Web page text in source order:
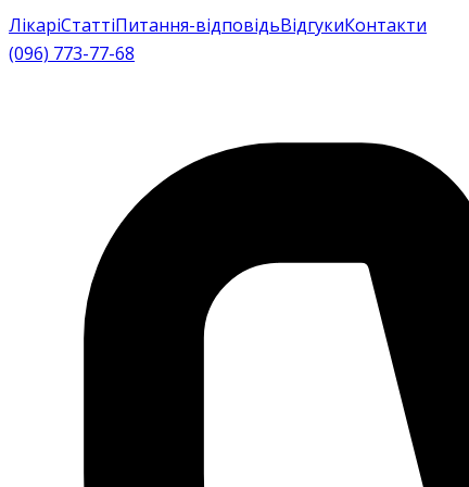
ЛікаріСтаттіПитання-відповідьВідгукиКонтакти
(096) 773-77-68